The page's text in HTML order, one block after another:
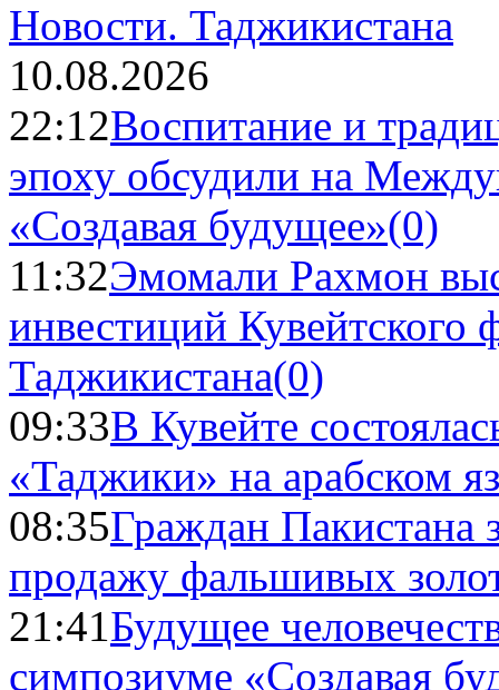
Новости. Таджикистана
10.08.2026
22:12Воспитание и
эпоху обсудили на
«Создавая будущее»(0)
11:32Эмомали Рахмон
инвестиций Кувейтского
Таджикистана(0)
09:33В Кувейте
«Таджики» на арабском
08:35Граждан Пакистана
продажу фальшивых
21:41Будущее
симпозиуме «Создавая